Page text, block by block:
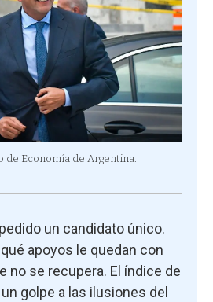
de Economía de Argentina.
un candidato único.
apoyos le quedan con
no se recupera. El índice de
golpe a las ilusiones del